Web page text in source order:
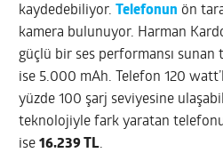
kaydedebiliyor.
Telefonun ön
kamera bulunuyor. Harman
güçlü bir ses performansı
ise 5.000 mAh. Telefon 120
yüzde 100 şarj seviyesine
teknolojiyle fark yaratan
ise16.239 TL.